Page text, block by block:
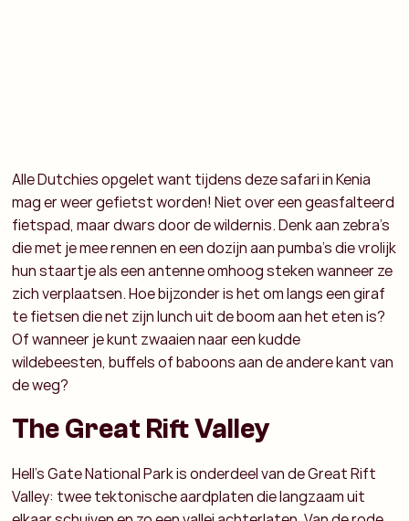
Alle Dutchies opgelet want tijdens deze safari in Kenia
mag er weer gefietst worden! Niet over een geasfalteerd
fietspad, maar dwars door de wildernis. Denk aan zebra’s
die met je mee rennen en een dozijn aan pumba’s die vrolijk
hun staartje als een antenne omhoog steken wanneer ze
zich verplaatsen. Hoe bijzonder is het om langs een giraf
te fietsen die net zijn lunch uit de boom aan het eten is?
Of wanneer je kunt zwaaien naar een kudde
wildebeesten, buffels of baboons aan de andere kant van
de weg?
The Great Rift Valley
Hell’s Gate National Park is onderdeel van de Great Rift
Valley: twee tektonische aardplaten die langzaam uit